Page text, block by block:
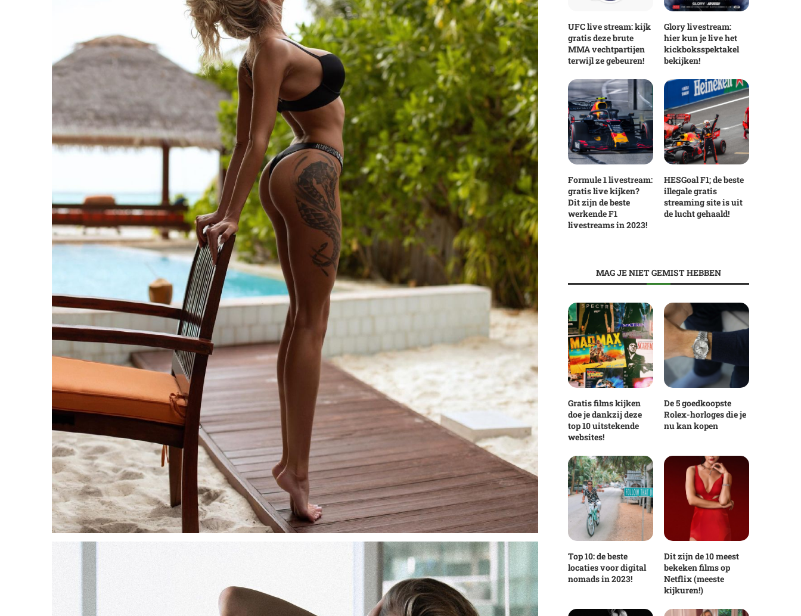
UFC live stream: kijk
gratis deze brute
MMA vechtpartijen
terwijl ze gebeuren!
Glory livestream:
hier kun je live het
kickboksspektakel
bekijken!
Formule 1 livestream:
gratis live kijken?
Dit zijn de beste
werkende F1
livestreams in 2023!
HESGoal F1; de beste
illegale gratis
streaming site is uit
de lucht gehaald!
MAG JE NIET GEMIST HEBBEN
Gratis films kijken
doe je dankzij deze
top 10 uitstekende
websites!
De 5 goedkoopste
Rolex-horloges die je
nu kan kopen
Top 10: de beste
locaties voor digital
nomads in 2023!
Dit zijn de 10 meest
bekeken films op
Netflix (meeste
kijkuren!)